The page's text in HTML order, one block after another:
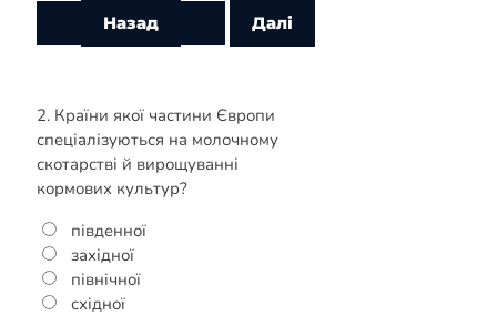
2. Країни якої частини Європи
спеціалізуються на молочному
скотарстві й вирощуванні
кормових культур?
південної
західної
північної
східної